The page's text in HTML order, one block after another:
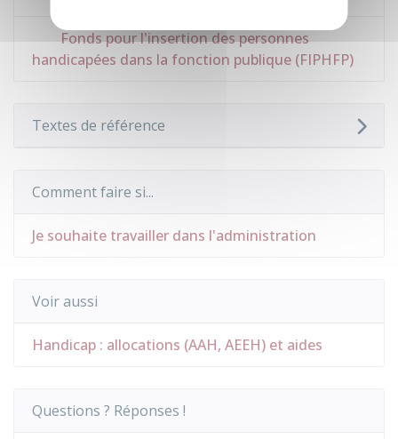
Fonds pour l'insertion des personnes
handicapées dans la fonction publique (FIPHFP)
Textes de référence
Comment faire si...
Je souhaite travailler dans l'administration
Voir aussi
Handicap : allocations (AAH, AEEH) et aides
Questions ? Réponses !